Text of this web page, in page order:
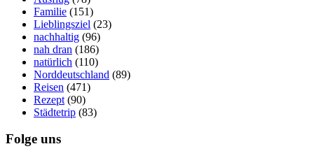
Familie (151)
Lieblingsziel (23)
nachhaltig (96)
nah dran (186)
natürlich (110)
Norddeutschland (89)
Reisen (471)
Rezept (90)
Städtetrip (83)
Folge uns